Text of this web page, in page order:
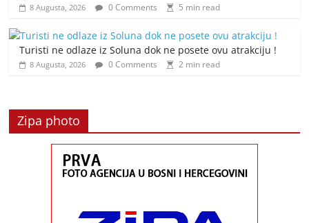
8 Augusta, 2026 0 Comments 5 min read
Turisti ne odlaze iz Soluna dok ne posete ovu atrakciju !
8 Augusta, 2026 0 Comments 2 min read
Zipa photo